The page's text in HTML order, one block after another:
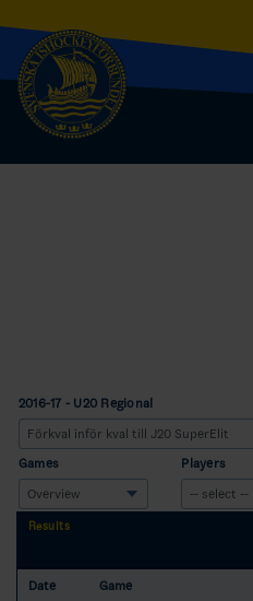
2016-17 - U20 Regional
Games Players
Results
Date Game